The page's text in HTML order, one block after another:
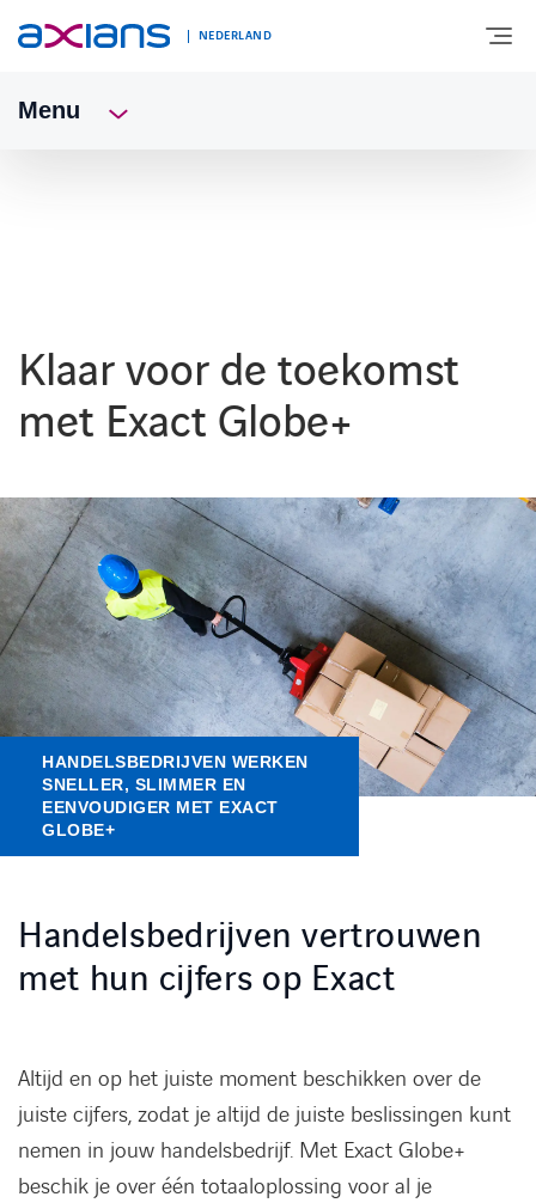
NEDERLAND
NIEUWS & INSPIRATIE
Nieuws
Kennisbank
Referenties
Events
Contact
Werken bij Axians
Menu
Klaar voor de toekomst
met Exact Globe+
HANDELSBEDRIJVEN WERKEN
SNELLER, SLIMMER EN
EENVOUDIGER MET EXACT
GLOBE+
Handelsbedrijven vertrouwen
met hun cijfers op Exact
Altijd en op het juiste moment beschikken over de
juiste cijfers, zodat je altijd de juiste beslissingen kunt
nemen in jouw handelsbedrijf. Met Exact Globe+
beschik je over één totaaloplossing voor al je